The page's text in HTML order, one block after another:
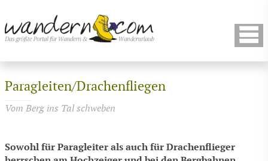
Paragleiten/Drachenfliegen
Vom Berg ins Tal schweben
Sowohl für Paragleiter als auch für Drachenflieger